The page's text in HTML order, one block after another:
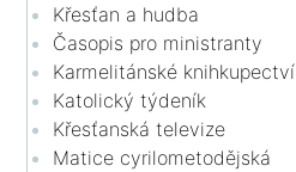
Křesťan a hudba
Časopis pro ministranty
Karmelitánské knihkupectví
Katolický týdeník
Křesťanská televize
Matice cyrilometodějská